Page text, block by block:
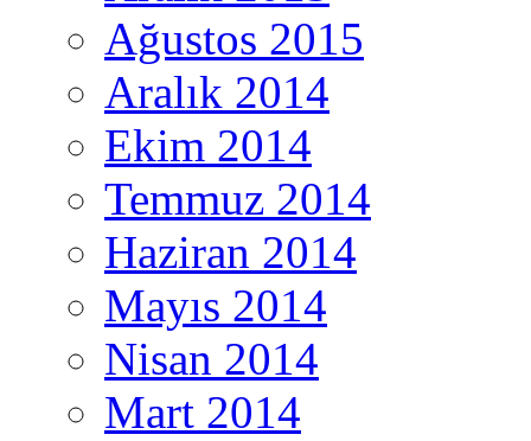
Ağustos 2015
Aralık 2014
Ekim 2014
Temmuz 2014
Haziran 2014
Mayıs 2014
Nisan 2014
Mart 2014